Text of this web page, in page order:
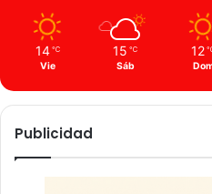
14 ℃
Vie
15 ℃
Sáb
12
Publicidad